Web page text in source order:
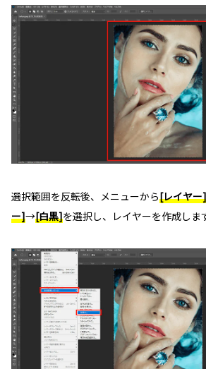
選択範囲を反転後、メニューから[レイヤー]
ー]→[白黒]を選択し、レイヤーを作成しま